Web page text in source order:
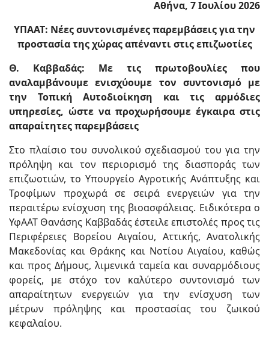
Αθήνα, 7 Ιουλίου 2026
ΥΠΑΑΤ: Νέες συντονισμένες παρεμβάσεις για την
προστασία της χώρας απέναντι στις επιζωοτίες
Θ. Καββαδάς: Με τις πρωτοβουλίες που
αναλαμβάνουμε ενισχύουμε τον συντονισμό με
την Τοπική Αυτοδιοίκηση και τις αρμόδιες
υπηρεσίες, ώστε να προχωρήσουμε έγκαιρα στις
απαραίτητες παρεμβάσεις
Στο πλαίσιο του συνολικού σχεδιασμού του για την
πρόληψη και τον περιορισμό της διασποράς των
επιζωοτιών, το Υπουργείο Αγροτικής Ανάπτυξης και
Τροφίμων προχωρά σε σειρά ενεργειών για την
περαιτέρω ενίσχυση της βιοασφάλειας. Ειδικότερα ο
ΥφΑΑΤ Θανάσης Καββαδάς έστειλε επιστολές προς τις
Περιφέρειες Βορείου Αιγαίου, Αττικής, Ανατολικής
Μακεδονίας και Θράκης και Νοτίου Αιγαίου, καθώς
και προς Δήμους, λιμενικά ταμεία και συναρμόδιους
φορείς, με στόχο τον καλύτερο συντονισμό των
απαραίτητων ενεργειών για την ενίσχυση των
μέτρων πρόληψης και προστασίας του ζωικού
κεφαλαίου.